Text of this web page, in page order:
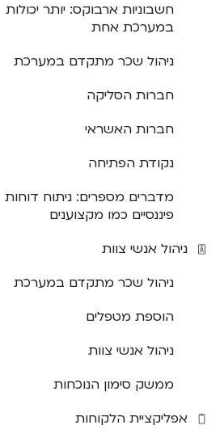
חשבוניות ארבוקס: יותר יכולות
במערכת אחת
ניהול שכר מתקדם במערכת
חברות הסליקה
חברות האשראי
נקודת הפתיחה
מדברים מספרים: ניתוח דוחות
פיננסיים כמו מקצוענים
ניהול אנשי צוות
ניהול שכר מתקדם במערכת
הוספת מטפלים
ניהול אנשי צוות
ממשק סימון הנוכחות
אפליקציית הלקוחות